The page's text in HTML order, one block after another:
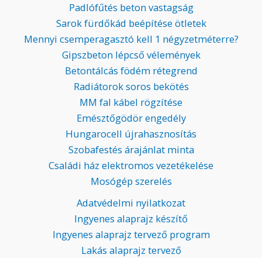
Padlófűtés beton vastagság
Sarok fürdőkád beépítése ötletek
Mennyi csemperagasztó kell 1 négyzetméterre?
Gipszbeton lépcső vélemények
Betontálcás födém rétegrend
Radiátorok soros bekötés
MM fal kábel rögzítése
Emésztőgödör engedély
Hungarocell újrahasznosítás
Szobafestés árajánlat minta
Családi ház elektromos vezetékelése
Mosógép szerelés
Adatvédelmi nyilatkozat
Ingyenes alaprajz készítő
Ingyenes alaprajz tervező program
Lakás alaprajz tervező